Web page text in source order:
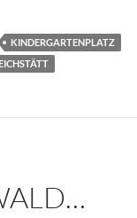
KINDERGARTENPLATZ